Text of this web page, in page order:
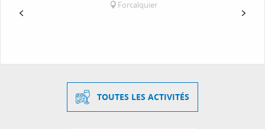
Forcalquier
TOUTES LES ACTIVITÉS